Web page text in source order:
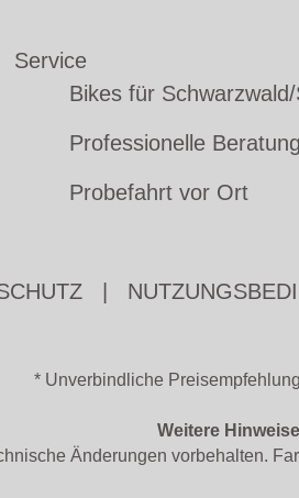
Service
Bikes für
Professionelle Beratung
Probefahrt vor Ort
* Unverbindliche
Weitere Hinweise
Änderungen vorbehalten.